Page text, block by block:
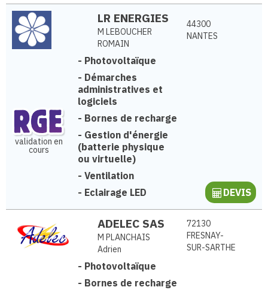
LR ENERGIES
M LEBOUCHER
ROMAIN
44300
NANTES
validation en
cours
- Photovoltaïque
- Démarches
administratives et
logiciels
- Bornes de recharge
- Gestion d'énergie
(batterie physique
ou virtuelle)
- Ventilation
- Eclairage LED DEVIS
ADELEC SAS
M PLANCHAIS
Adrien
72130
FRESNAY-
SUR-SARTHE
- Photovoltaïque
- Bornes de recharge